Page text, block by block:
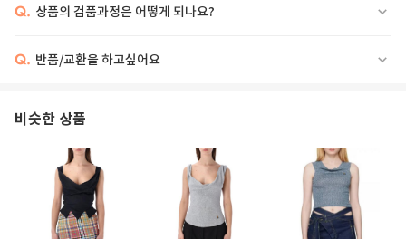
Q. 상품의 검품과정은 어떻게 되나요?
Q. 반품/교환을 하고싶어요
비슷한 상품